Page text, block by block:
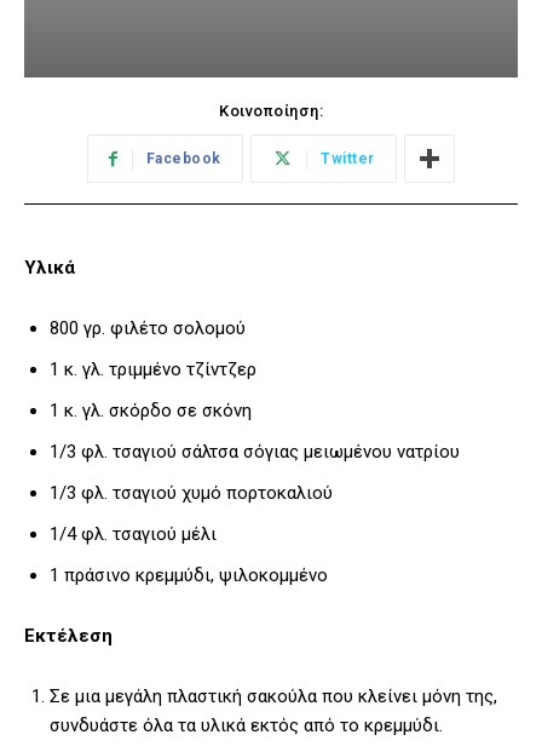
Κοινοποίηση:
Facebook Twitter
Υλικά
800 γρ. φιλέτο σολομού
1 κ. γλ. τριμμένο τζίντζερ
1 κ. γλ. σκόρδο σε σκόνη
1/3 φλ. τσαγιού σάλτσα σόγιας μειωμένου νατρίου
1/3 φλ. τσαγιού χυμό πορτοκαλιού
1/4 φλ. τσαγιού μέλι
1 πράσινο κρεμμύδι, ψιλοκομμένο
Εκτέλεση
Σε μια μεγάλη πλαστική σακούλα που κλείνει μόνη της,
συνδυάστε όλα τα υλικά εκτός από το κρεμμύδι.